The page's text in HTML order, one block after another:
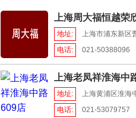
上海周大福恒越荣
地址:
上海市浦东新区
电话:
021-50388096
上海老凤祥淮海中
地址:
上海黄浦区淮海
电话:
021-53079757